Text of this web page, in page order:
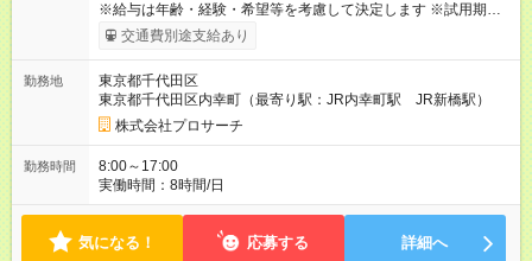
※給与は年齢・経験・希望等を考慮して決定します ※試用期間は
３ヶ月で、その他の条件に変更はありません 【試用期間】試用
期間あり 試用期間の長さ：3ヶ月 雇用形態、給与は本採用時と
交通費別途支給あり
勤務地
東京都千代田区
東京都千代田区内幸町（最寄り駅：JR内幸町駅 JR新橋駅）
株式会社プロサーチ
勤務時間
8:00～17:00
実働時間：8時間/日
気になる！ 応募する 詳細へ